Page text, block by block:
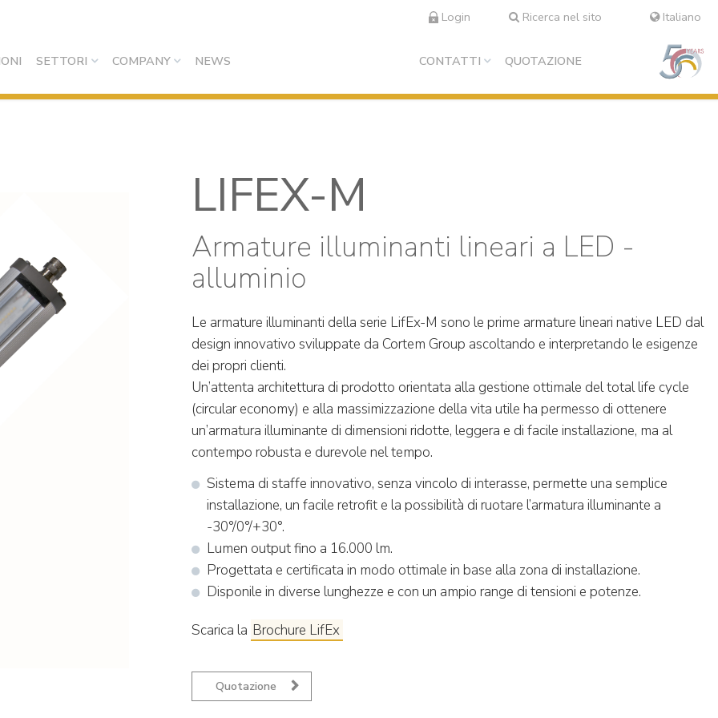
Login Ricerca nel sito Italiano
SETTORI COMPANY NEWS CONTATTI QUOTAZIONE
LIFEX-M
Armature illuminanti lineari a LED -
alluminio
Le armature illuminanti della serie LifEx-M sono le prime armature lineari native LED dal
design innovativo sviluppate da Cortem Group ascoltando e interpretando le esigenze
dei propri clienti.
Un’attenta architettura di prodotto orientata alla gestione ottimale del total life cycle
(circular economy) e alla massimizzazione della vita utile ha permesso di ottenere
un’armatura illuminante di dimensioni ridotte, leggera e di facile installazione, ma al
contempo robusta e durevole nel tempo.
Sistema di staffe innovativo, senza vincolo di interasse, permette una semplice
installazione, un facile retrofit e la possibilità di ruotare l’armatura illuminante a
-30°/0°/+30°.
Lumen output fino a 16.000 lm.
Progettata e certificata in modo ottimale in base alla zona di installazione.
Disponile in diverse lunghezze e con un ampio range di tensioni e potenze.
Scarica la Brochure LifEx
Quotazione